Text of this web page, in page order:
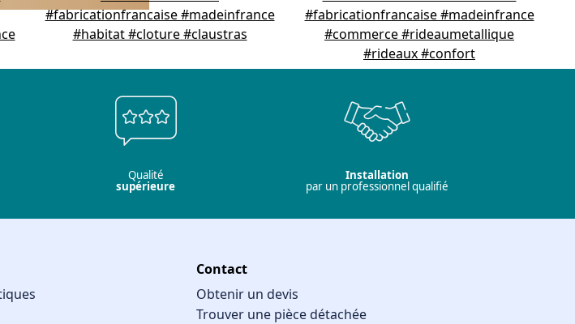
Qualité
supérieure
Installation
par un professionnel qualifié
Contact
Obtenir un devis
Trouver une pièce détachée